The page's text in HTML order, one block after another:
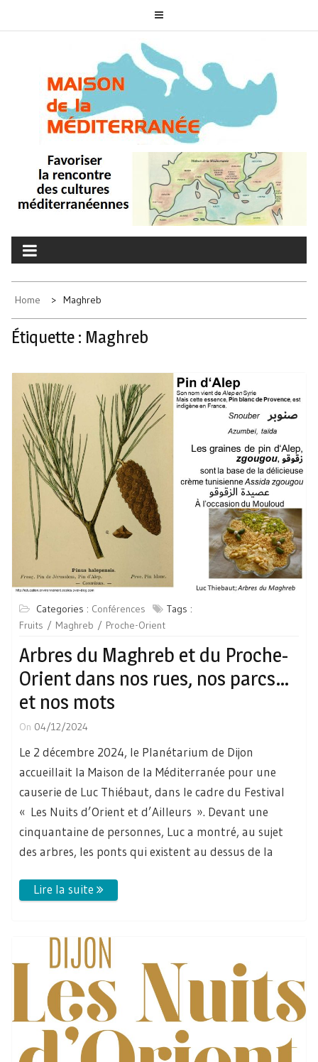
MAISON DE LA
MÉDITERRANÉE
Home Maghreb
Étiquette : Maghreb
Categories : Conférences
Tags :
Fruits
Maghreb Proche-Orient
Arbres du Maghreb et du Proche-
Orient dans nos rues, nos parcs…
et nos mots
On 04/12/2024
Le 2 décembre 2024, le Planétarium de Dijon
accueillait la Maison de la Méditerranée pour une
causerie de Luc Thiébaut, dans le cadre du Festival
« Les Nuits d’Orient et d’Ailleurs ». Devant une
cinquantaine de personnes, Luc a montré, au sujet
des arbres, les ponts qui existent au dessus de la